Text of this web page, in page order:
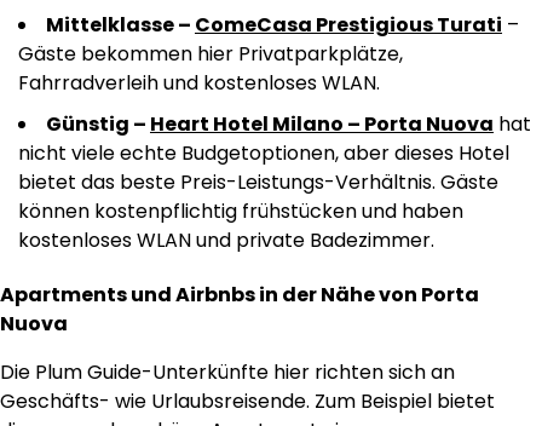
Mittelklasse – ComeCasa Prestigious Turati –
Gäste bekommen hier Privatparkplätze,
Fahrradverleih und kostenloses WLAN.
Günstig – Heart Hotel Milano – Porta Nuova hat
nicht viele echte Budgetoptionen, aber dieses Hotel
bietet das beste Preis-Leistungs-Verhältnis. Gäste
können kostenpflichtig frühstücken und haben
kostenloses WLAN und private Badezimmer.
Apartments und Airbnbs in der Nähe von Porta
Nuova
Die Plum Guide-Unterkünfte hier richten sich an
Geschäfts- wie Urlaubsreisende. Zum Beispiel bietet